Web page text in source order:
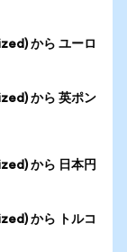
から ユーロ
から 英ポン
から 日本円
から トルコ